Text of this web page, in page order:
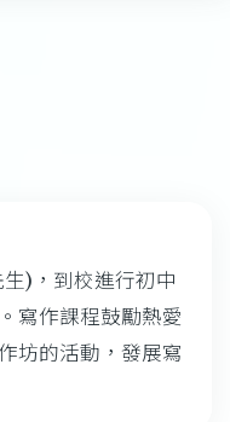
)，到校進行初中
寫作課程鼓勵熱愛
坊的活動，發展寫